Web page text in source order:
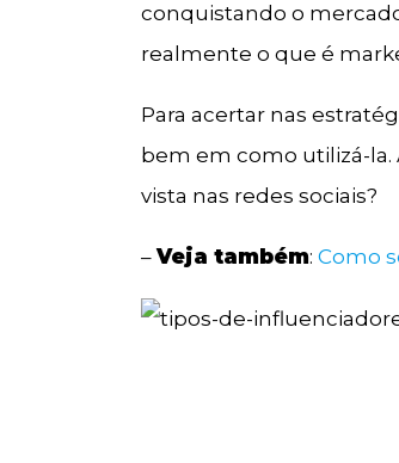
conquistando o
realmente o que é
Para acertar nas
bem em como utilizá-la.
vista nas redes sociais?
–Veja também:Como